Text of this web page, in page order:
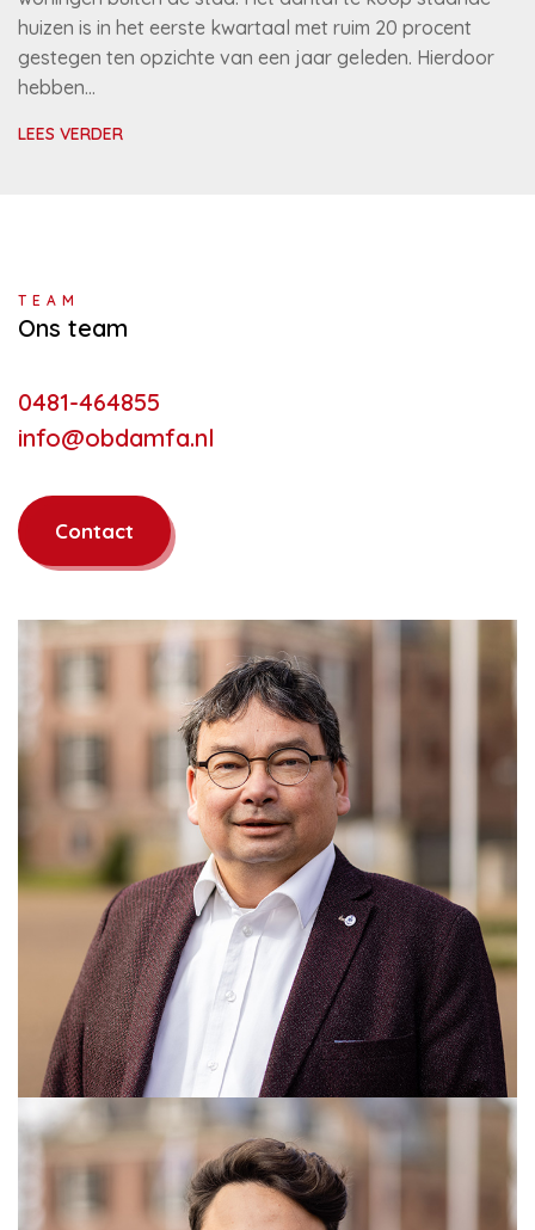
huizen is in het eerste kwartaal met ruim 20 procent
gestegen ten opzichte van een jaar geleden. Hierdoor
hebben…
LEES VERDER
Ons team
TEAM
0481-464855
info@obdamfa.nl
Contact